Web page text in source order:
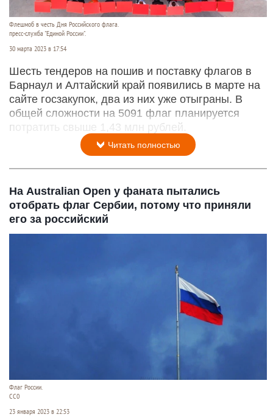
Флешмоб в честь Дня Российского флага.
пресс-служба "Единой России".
30 марта 2023 в 17:54
Шесть тендеров на пошив и поставку флагов в
Барнаул и Алтайский край появились в марте на
сайте госзакупок, два из них уже отыграны. В
общей сложности на 5091 флаг планируется
потратить свыше 1,43 млн рублей.
Читать полностью
На Australian Open у фаната пытались
отобрать флаг Сербии, потому что приняли
его за российский
Флаг России.
CC0
23 января 2023 в 22:53